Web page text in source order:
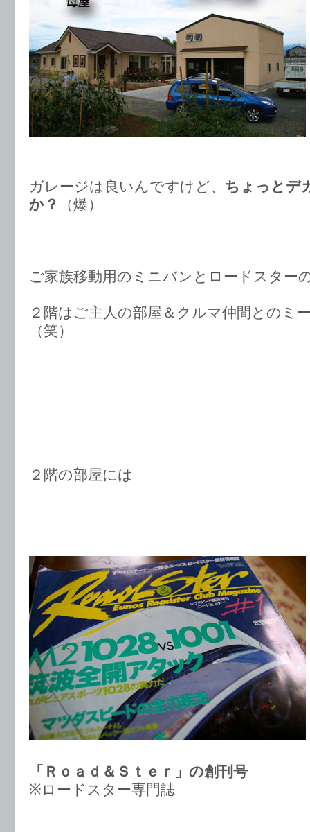
ガレージは良いんですけど、 ちょっとデ
か？
（爆）
ご家族移動用のミニバンとロードスター
２階はご主人の部屋＆クルマ仲間とのミ
（笑）
２階の部屋には
「Ｒｏａｄ＆Ｓｔｅｒ」の創刊号
※ロードスター専門誌